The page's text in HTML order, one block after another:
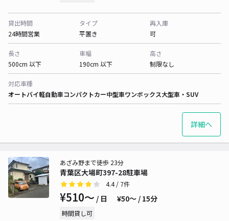
貸出時間
24時間営業
タイプ
平置き
再入庫
可
長さ
500cm 以下
車幅
190cm 以下
高さ
制限なし
対応車種
オートバイ軽自動車コンパクトカー中型車ワンボックス大型車・SUV
詳細へ
青葉区大場町397-28駐車場
あざみ野まで徒歩 23分
4.4/ 7件
¥510〜 / 日 ¥50〜 / 15分
時間貸し可